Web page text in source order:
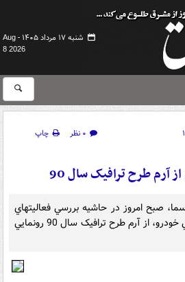
شنبه ۱۷ مرداد ۱۴۰۵ -
Aug
8 2026
۰ نظر
چاپ
آرم طرح ترافيک سال 90
صبح امروز در حاشيه بررسي فعاليتهاي
30 ماهه مديريت معاينه فني خودرو، از آرم طرح ترافيک سال 90 رونمايي